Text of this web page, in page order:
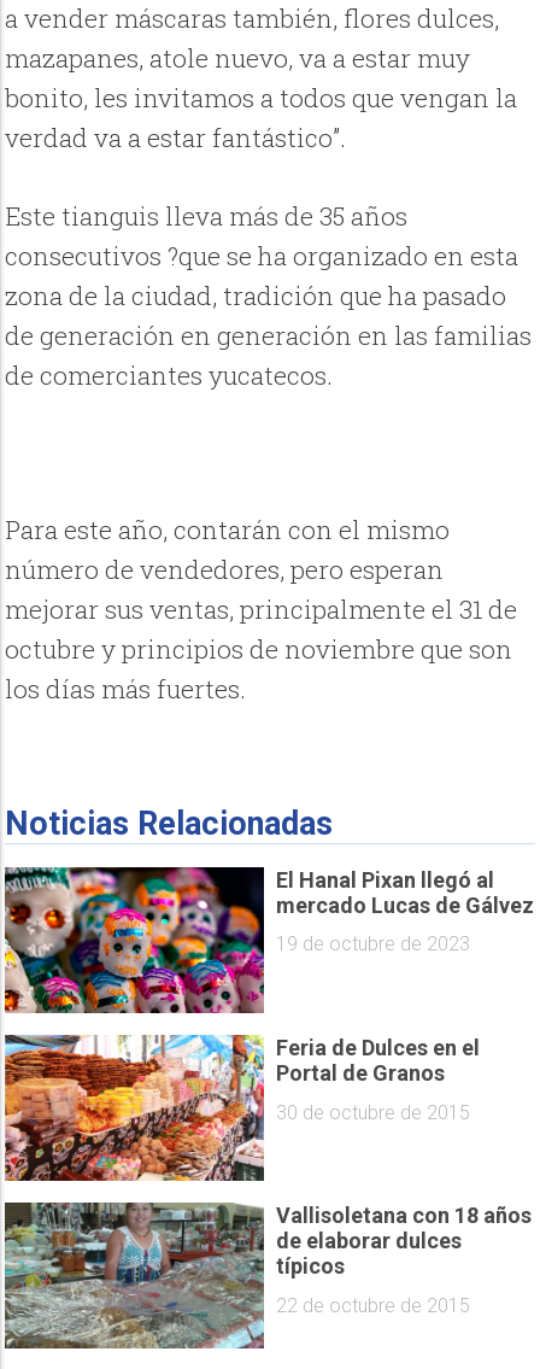
a vender máscaras también, flores dulces,
mazapanes, atole nuevo, va a estar muy
bonito, les invitamos a todos que vengan la
verdad va a estar fantástico”.
Este tianguis lleva más de 35 años
consecutivos ?que se ha organizado en esta
zona de la ciudad, tradición que ha pasado
de generación en generación en las familias
de comerciantes yucatecos.
Para este año, contarán con el mismo
número de vendedores, pero esperan
mejorar sus ventas, principalmente el 31 de
octubre y principios de noviembre que son
los días más fuertes.
Noticias Relacionadas
El Hanal Pixan llegó al
mercado Lucas de Gálvez
19 de octubre de 2023
Feria de Dulces en el
Portal de Granos
30 de octubre de 2015
Vallisoletana con 18 años
de elaborar dulces
típicos
22 de octubre de 2015